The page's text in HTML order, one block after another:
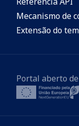
Mecanismo de
Extensão do
Portal aberto